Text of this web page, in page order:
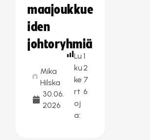
maajoukkue
iden
johtoryhmiä
Mika
Hilska
30.06.
2026
Lu
ku
ke
rt
oj
a:
1
2
7
6